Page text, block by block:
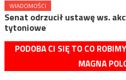
WIADOMOŚCI
Senat odrzucił ustawę ws.
tytoniowe
PODOBA CI SIĘ TO CO
MAGNA